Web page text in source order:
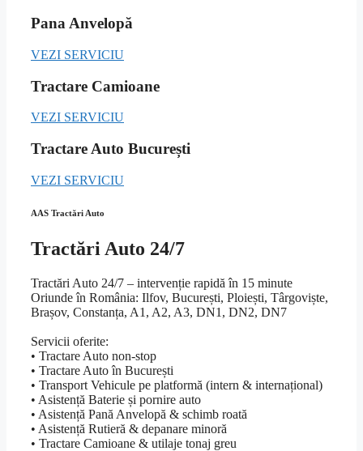
Pana Anvelopă
VEZI SERVICIU
Tractare Camioane
VEZI SERVICIU
Tractare Auto București
VEZI SERVICIU
AAS Tractări Auto
Tractări Auto 24/7
Tractări Auto 24/7 – intervenție rapidă în 15 minute
Oriunde în România: Ilfov, București, Ploiești, Târgoviște,
Brașov, Constanța, A1, A2, A3, DN1, DN2, DN7
Servicii oferite:
• Tractare Auto non-stop
• Tractare Auto în București
• Transport Vehicule pe platformă (intern & internațional)
• Asistență Baterie și pornire auto
• Asistență Pană Anvelopă & schimb roată
• Asistență Rutieră & depanare minoră
• Tractare Camioane & utilaje tonaj greu